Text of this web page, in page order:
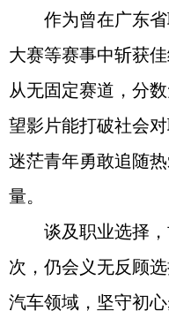
作为曾在广东省
大赛等赛事中斩获
从无固定赛道，分
望影片能打破社会
迷茫青年勇敢追随
量。
谈及职业选择，
次，仍会义无反顾
汽车领域，坚守初心